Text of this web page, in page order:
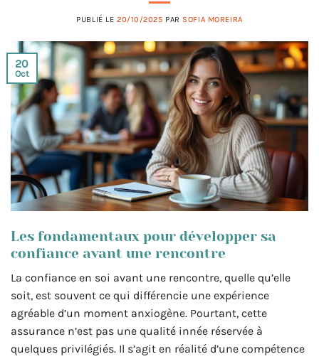
PUBLIÉ LE 20/10/2025 PARSOFIA MOREIRA
20
Oct
Les fondamentaux pour développer sa
confiance avant une rencontre
La confiance en soi avant une rencontre, quelle qu’elle
soit, est souvent ce qui différencie une expérience
agréable d’un moment anxiogène. Pourtant, cette
assurance n’est pas une qualité innée réservée à
quelques privilégiés. Il s’agit en réalité d’une compétence